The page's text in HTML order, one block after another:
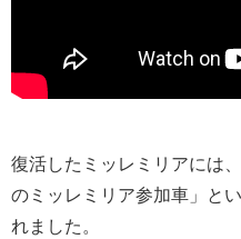
復活したミッレミリアには
のミッレミリア参加車」と
れました。